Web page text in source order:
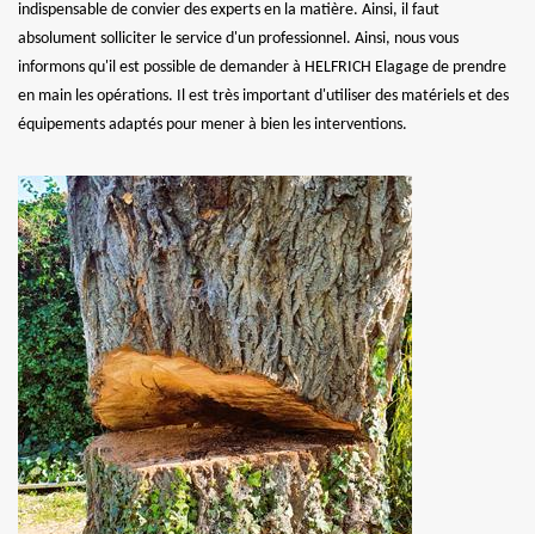
indispensable de convier des experts en la matière. Ainsi, il faut
absolument solliciter le service d'un professionnel. Ainsi, nous vous
informons qu'il est possible de demander à HELFRICH Elagage de prendre
en main les opérations. Il est très important d'utiliser des matériels et des
équipements adaptés pour mener à bien les interventions.